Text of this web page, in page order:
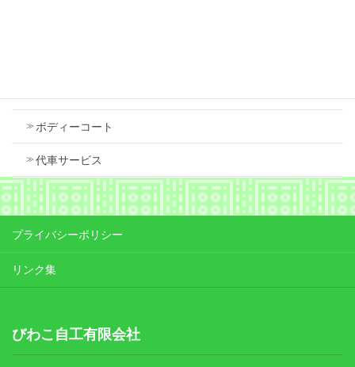
ボディーコート
代車サービス
プライバシーポリシー
リンク集
びわこ自工有限会社